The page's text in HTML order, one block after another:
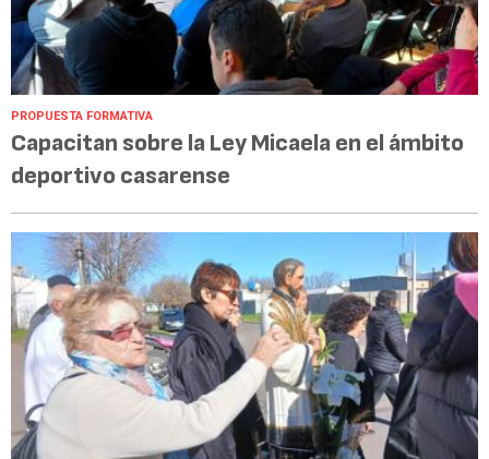
PROPUESTA FORMATIVA
Capacitan sobre la Ley Micaela en el ámbito
deportivo casarense